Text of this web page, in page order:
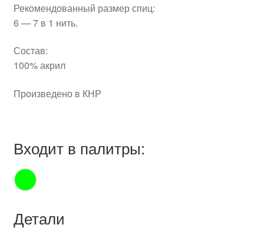
Рекомендованный размер спиц:
6 — 7 в 1 нить.
Состав:
100% акрил
Произведено в КНР
Входит в палитры:
Детали